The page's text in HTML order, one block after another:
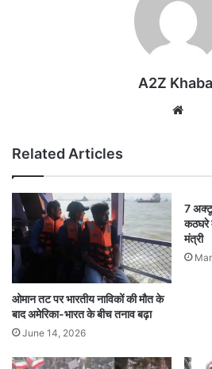
A2Z
Related Articles
ओमान तट पर भारतीय नाविकों की मौत के
बाद अमेरिका-भारत के बीच तनाव बढ़ा
June 14, 2026
7
कठघरे
मंत्री